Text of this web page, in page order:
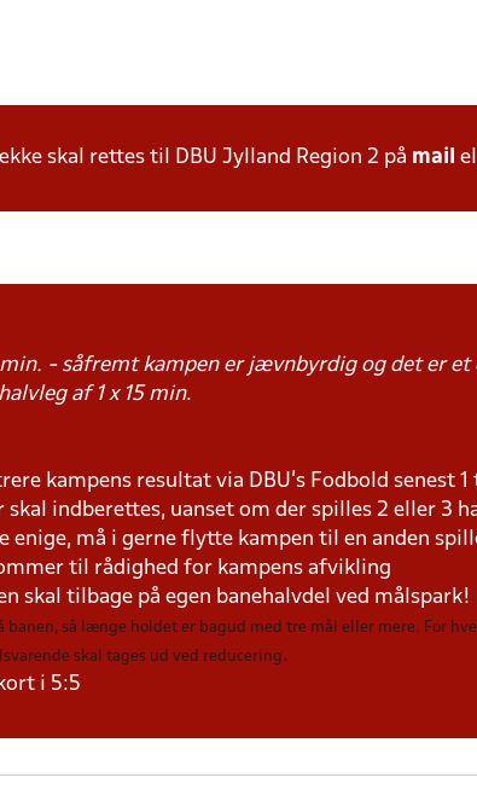
skal rettes til DBU Jylland Region 2 på mail
min. - såfremt kampen er jævnbyrdig og det er
af 1 x 15 min.
kampens resultat via DBU's Fodbold senest
indberettes, uanset om der spilles 2 eller 3
enige, må i gerne flytte kampen til en anden
til rådighed for kampens afvikling
skal tilbage på egen banehalvdel ved målspark!
banen, så længe holdet er bagud med tre mål eller mere. For
skal tages ud ved reducering.
i 5:5